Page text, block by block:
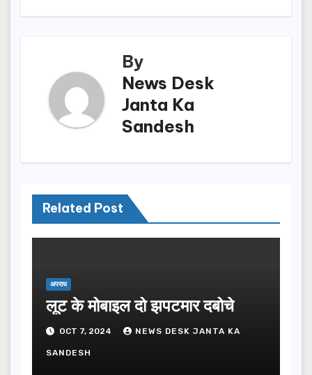
By
News Desk
Janta Ka
Sandesh
Related Post
अपराध
लूट के मोबाइल दो झपटमार दबोचे
OCT 7, 2024 NEWS DESK JANTA KA
SANDESH